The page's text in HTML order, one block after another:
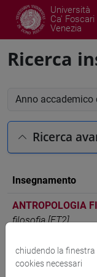
Università
Ca' Foscari
Venezia
Ricerca
Anno accademico
Ricerca
Insegnamento
ANTROPOLOGIA
filosofia [FT2]
Cerca nel sito
chiudendo la
cookies necessari